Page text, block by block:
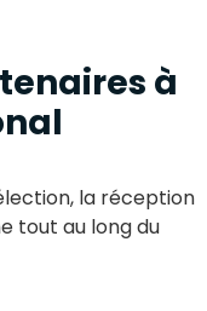
à
la réception
tout au long du